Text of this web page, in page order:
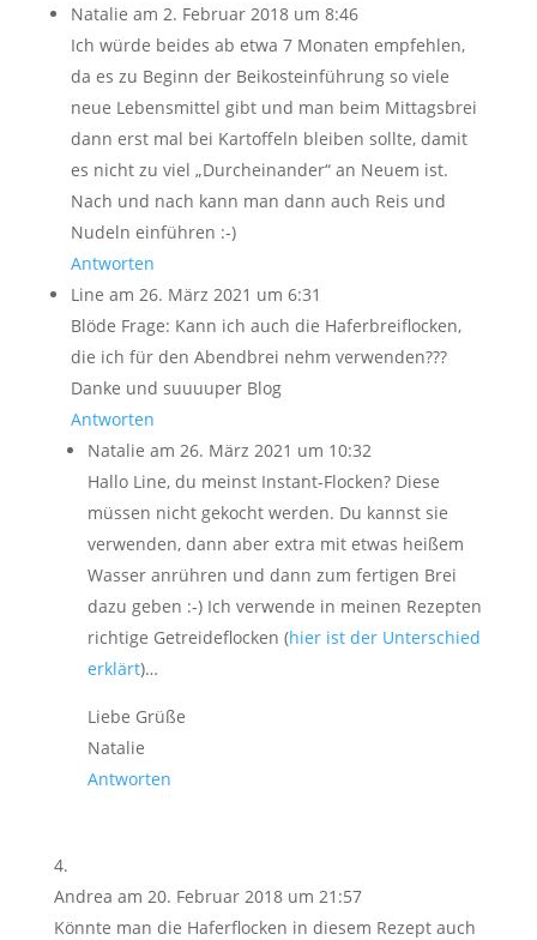
Natalie am 2. Februar 2018 um 8:46
Ich würde beides ab etwa 7 Monaten empfehlen,
da es zu Beginn der Beikosteinführung so viele
neue Lebensmittel gibt und man beim Mittagsbrei
dann erst mal bei Kartoffeln bleiben sollte, damit
es nicht zu viel „Durcheinander“ an Neuem ist.
Nach und nach kann man dann auch Reis und
Nudeln einführen :-)
Antworten
Line am 26. März 2021 um 6:31
Blöde Frage: Kann ich auch die Haferbreiflocken,
die ich für den Abendbrei nehm verwenden???
Danke und suuuuper Blog
Antworten
Natalie am 26. März 2021 um 10:32
Hallo Line, du meinst Instant-Flocken? Diese
müssen nicht gekocht werden. Du kannst sie
verwenden, dann aber extra mit etwas heißem
Wasser anrühren und dann zum fertigen Brei
dazu geben :-) Ich verwende in meinen Rezepten
richtige Getreideflocken (hier ist der Unterschied
erklärt)…
Liebe Grüße
Natalie
Antworten
Andrea am 20. Februar 2018 um 21:57
Könnte man die Haferflocken in diesem Rezept auch